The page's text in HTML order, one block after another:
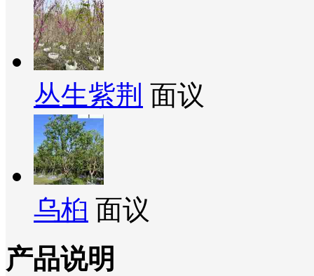
丛生紫荆 面议
乌桕 面议
产品说明